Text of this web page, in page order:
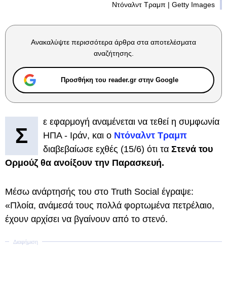
Ντόναλντ Τραμπ | Getty Images
Ανακαλύψτε περισσότερα άρθρα στα αποτελέσματα
αναζήτησης.
Προσθήκη του reader.gr στην Google
Σ
ε εφαρμογή αναμένεται να τεθεί η συμφωνία
ΗΠΑ - Ιράν, και ο Ντόναλντ Τραμπ
διαβεβαίωσε εχθές (15/6) ότι τα Στενά του
Ορμούζ θα ανοίξουν την Παρασκευή.
Μέσω ανάρτησής του στο Truth Social έγραψε:
«Πλοία, ανάμεσά τους πολλά φορτωμένα πετρέλαιο,
έχουν αρχίσει να βγαίνουν από το στενό.